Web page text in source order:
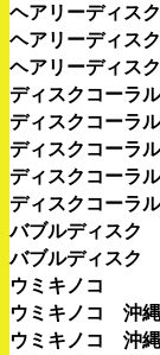
ヘアリーディ
ヘアリーディ
ヘアリーディ
ディスクコー
ディスクコーラ
ディスクコー
ディスクコーラ
ディスクコーラ
バブルディスク
バブルディスク
ウミキノコ
ウミキノコ 沖
ウミキノコ 沖